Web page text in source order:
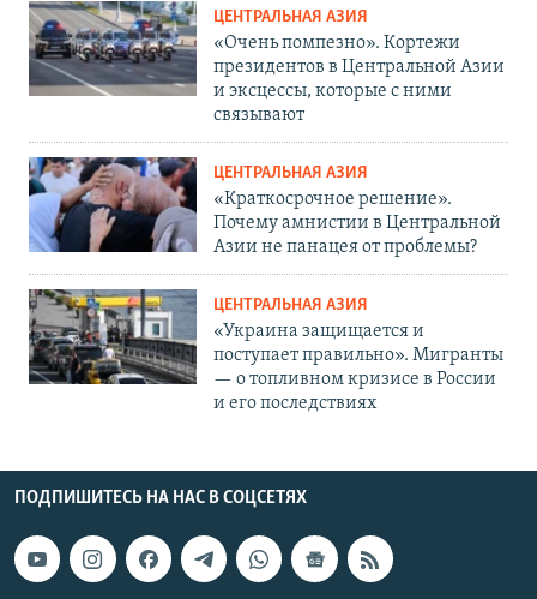
ЦЕНТРАЛЬНАЯ АЗИЯ
«Очень помпезно». Кортежи
президентов в Центральной Азии
и эксцессы, которые с ними
связывают
ЦЕНТРАЛЬНАЯ АЗИЯ
«Краткосрочное решение».
Почему амнистии в Центральной
Азии не панацея от проблемы?
ЦЕНТРАЛЬНАЯ АЗИЯ
«Украина защищается и
поступает правильно». Мигранты
— о топливном кризисе в России
и его последствиях
ПОДПИШИТЕСЬ НА НАС В СОЦСЕТЯХ